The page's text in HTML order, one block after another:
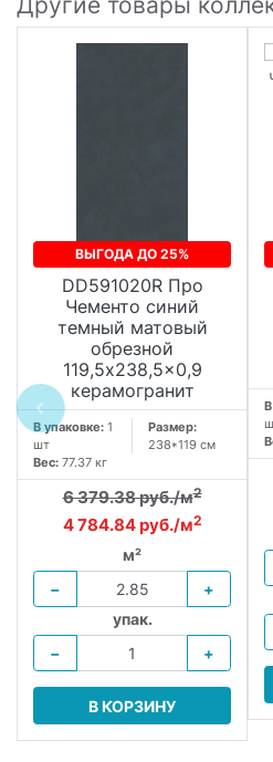
ВЫГОДА ДО 25%
DD591020R Про
Чементо синий
темный матовый
обрезной
119,5x238,5x0,9
керамогранит
В упаковке: 1
шт
Размер:
238*119 см
Вес: 77.37 кг
6 379.38 руб./м2
4 784.84 руб./м2
м²
−
+
упак.
−
+
В КОРЗИНУ